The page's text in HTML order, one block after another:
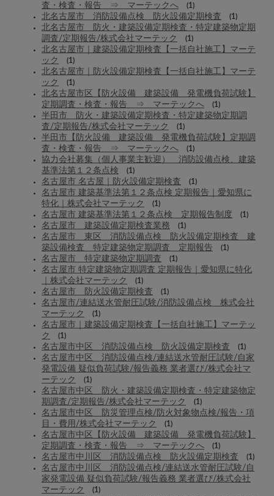
査・検査・報告 ⇒ マーテックへ
(1)
北名古屋市 消防設備点検 防火設備定期検査 (1)
北名古屋市 防火・建築設備定期検査・特定建築物定期
調査/定期報告/株式会社マーテック
(1)
北名古屋市｜建築設備定期検査【一括自社施工】マーテ
ック
(1)
北名古屋市｜防火設備定期検査【一括自社施工】マーテ
ック
(1)
北名古屋市区【防火設備 建築設備 発電機負荷試験】
定期調査・検査・報告 ⇒ マーテックへ
(1)
半田市 防火・建築設備定期検査・特定建築物定期調
査/定期報告/株式会社マーテック
(1)
半田市【防火設備 建築設備 発電機負荷試験】定期調
査・検査・報告 ⇒ マーテックへ
(1)
協力会社募集（個人事業主歓迎） 消防設備点検、建築
基準法第１２条点検
(1)
名古屋市 名古屋｜防火設備定期検査 (1)
名古屋市 建築基準法第１２条点検 定期報告｜愛知県に
特化｜株式会社マーテック
(1)
名古屋市 建築基準法第１２条点検 定期報告制度 (1)
名古屋市 建築設備定期検査業務 (1)
名古屋市 東区 消防設備点検 防火設備定期検査 建
築設備検査 特定建築物定期調査 定期報告
(1)
名古屋市 特定建築物定期調査 (1)
名古屋市 特定建築物定期調査 定期報告｜愛知県に特化
｜株式会社マーテック
(1)
名古屋市 防火設備定期検査 (1)
名古屋市/連結送水管耐圧試験/消防設備点検 株式会社
マーテック
(1)
名古屋市｜建築設備定期検査【一括自社施工】マーテッ
ク
(1)
名古屋市中区 消防設備点検 防火設備定期検査 (1)
名古屋市中区 消防設備点検/連結送水管耐圧試験/自家
発電設備 疑似負荷試験/報告義務 業者選び/株式会社マ
ーテック
(1)
名古屋市中区 防火・建築設備定期検査・特定建築物定
期調査/定期報告/株式会社マーテック
(1)
名古屋市中区 防災管理点検/防火対象物点検/報告・項
目・費用/株式会社マーテック
(1)
名古屋市中区【防火設備 建築設備 発電機負荷試験】
定期調査・検査・報告 ⇒ マーテックへ
(1)
名古屋市中川区 消防設備点検 防火設備定期検査 (1)
名古屋市中川区 消防設備点検/連結送水管耐圧試験/自
家発電設備 疑似負荷試験/報告義務 業者選び/株式会社
マーテック
(1)